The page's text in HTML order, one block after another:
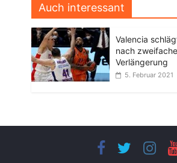
Auch interessant
Valencia
nach
Verlängerung
5. Februar 2021